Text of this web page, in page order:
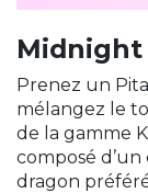
Midnight
Prenez un
mélangez le
de la gamme
composé
dragon